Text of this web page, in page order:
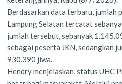
Berdasarkan data terbaru, jumlah
Lampung Selatan tercatat
jumlah tersebut, sebanyak
sebagai peserta JKN, sedangkan
930.390 jiwa.
Hendry menjelaskan, status UHC